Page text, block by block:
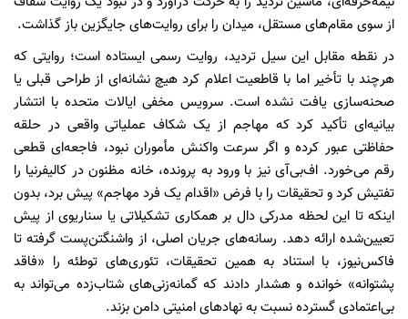
از سوی مقام‌های مستقل، میدان را برای روایت‌های جایگزین باز گذاشت.
در نقطه مقابل این سیل تردید، روایت رسمی ایستاده است؛ روایتی که
هرچند با تأخیر اما با قاطعیت اعلام کرد هیچ نشانه‌ای از طراحی قبلی یا
صحنه‌سازی یافت نشده است. سرویس مخفی ایالات متحده با انتشار
بیانیه‌ای تأکید کرد که مهاجم از یک شکاف عملیاتی واقعی در حلقه
حفاظتی عبور کرده و اگر سرعت واکنش مأموران نبود، فاجعه‌ای قطعی
رقم می‌خورد. اف‌بی‌آی نیز با ورود به پرونده، خانه مظنون در کالیفرنیا را
تفتیش کرد و تحقیقات را با فرض «اقدام یک فرد مهاجم» پیش برد، بدون
اینکه تا این لحظه مدرکی دال بر همکاری تشکیلاتی یا سناریوی از پیش
تعیین‌شده ارائه دهد. رسانه‌های جریان اصلی، از واشنگتن‌پست گرفته تا
فاکس‌نیوز، با استناد به همین تحقیقات، تئوری‌های توطئه را «فاقد
پشتوانه» خوانده و هشدار دادند که گمانه‌زنی‌های شتاب‌زده می‌تواند به
بی‌اعتمادی گسترده نسبت به نهادهای امنیتی دامن بزند.